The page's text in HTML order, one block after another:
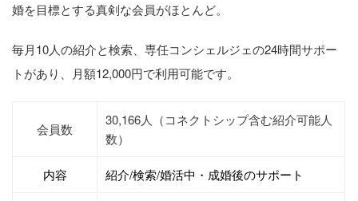
婚を目標とする真剣な会員がほとんど。
毎月10人の紹介と検索、専任コンシェルジェの24時間サポー
トがあり、月額12,000円で利用可能です。
会員数
30,166人（コネクトシップ含む紹介可能人
数）
内容 紹介/検索/婚活中・成婚後のサポート